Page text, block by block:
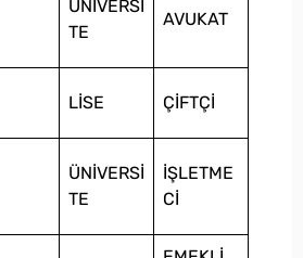
ÜNİVERSİ
TE
AVUKAT
LİSE ÇİFTÇİ
ÜNİVERSİ
TE
İŞLETME
Cİ